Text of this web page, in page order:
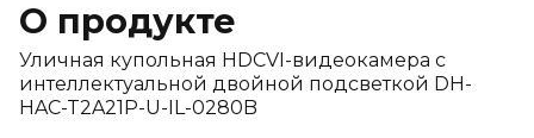
О продукте
Уличная купольная HDCVI-видеокамера с
интеллектуальной двойной подсветкой DH-
HAC-T2A21P-U-IL-0280B